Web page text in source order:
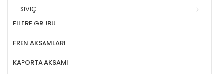
SIVIÇ
FILTRE GRUBU
FREN AKSAMLARI
KAPORTA AKSAMI